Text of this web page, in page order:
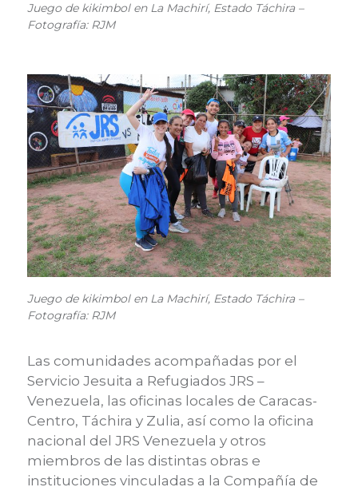
Juego de kikimbol en La Machirí, Estado Táchira –
Fotografía: RJM
Juego de kikimbol en La Machirí, Estado Táchira –
Fotografía: RJM
Las comunidades acompañadas por el
Servicio Jesuita a Refugiados JRS –
Venezuela, las oficinas locales de Caracas-
Centro, Táchira y Zulia, así como la oficina
nacional del JRS Venezuela y otros
miembros de las distintas obras e
instituciones vinculadas a la Compañía de